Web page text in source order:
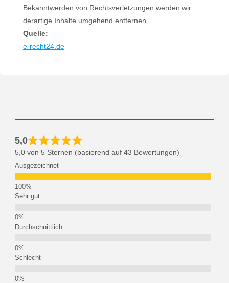
Bekanntwerden von Rechtsverletzungen werden wir
derartige Inhalte umgehend entfernen.
Quelle:
e-recht24.de
5,0
5,0 von 5 Sternen (basierend auf 43 Bewertungen)
Ausgezeichnet
Sehr gut
Durchschnittlich
Schlecht